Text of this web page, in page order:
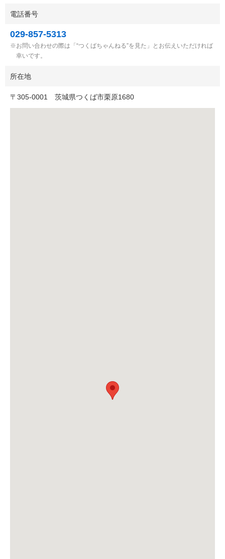
電話番号
029-857-5313
お問い合わせの際は「“つくばちゃんねる”を見た」とお伝えいただければ
幸いです。
所在地
〒 305-0001 茨城県つくば市栗原1680